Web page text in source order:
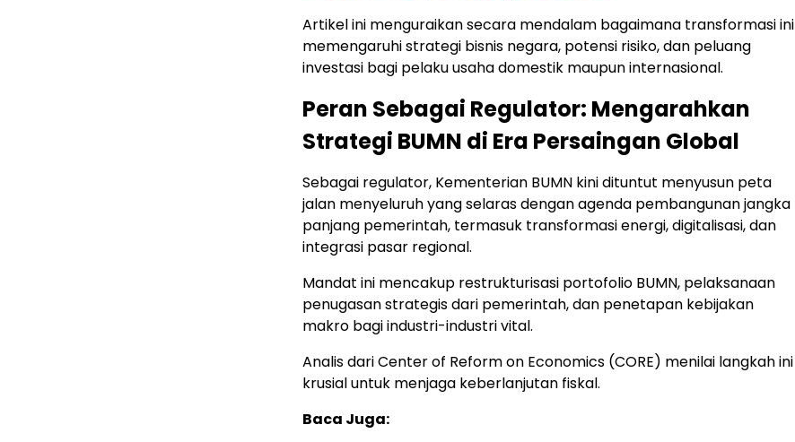
Artikel ini menguraikan secara mendalam bagaimana transformasi ini
memengaruhi strategi bisnis negara, potensi risiko, dan peluang
investasi bagi pelaku usaha domestik maupun internasional.
Peran Sebagai Regulator: Mengarahkan
Strategi BUMN di Era Persaingan Global
Sebagai regulator, Kementerian BUMN kini dituntut menyusun peta
jalan menyeluruh yang selaras dengan agenda pembangunan jangka
panjang pemerintah, termasuk transformasi energi, digitalisasi, dan
integrasi pasar regional.
Mandat ini mencakup restrukturisasi portofolio BUMN, pelaksanaan
penugasan strategis dari pemerintah, dan penetapan kebijakan
makro bagi industri-industri vital.
Analis dari Center of Reform on Economics (CORE) menilai langkah ini
krusial untuk menjaga keberlanjutan fiskal.
Baca Juga: